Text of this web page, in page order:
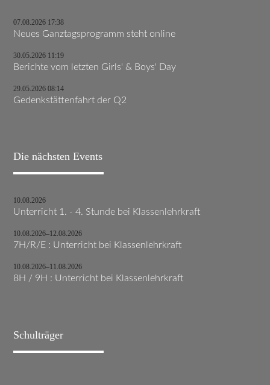
07.08.2026 17:38
Neues Ganztagsprogramm steht online
30.05.2026 11:19
Berichte vom letzten Girls' & Boys' Day
29.05.2026 08:14
Gedenkstättenfahrt der Q2
Die nächsten Events
10.08.2026
Unterricht 1. - 4. Stunde bei Klassenlehrkraft
10.08.2026–12.08.2026
7H/R/E : Unterricht bei Klassenlehrkraft
10.08.2026–11.08.2026
8H / 9H : Unterricht bei Klassenlehrkraft
Schulträger